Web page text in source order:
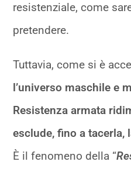
resistenziale, come
pretendere.
Tuttavia, come si è
l’universo maschile e
Resistenza armata
esclude, fino a
È il fenomeno della “